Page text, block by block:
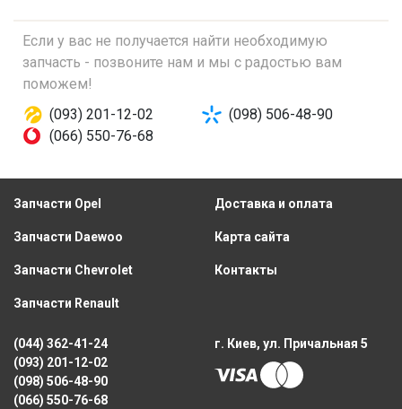
Если у вас не получается найти необходимую
запчасть - позвоните нам и мы с радостью вам
поможем!
(093) 201-12-02
(098) 506-48-90
(066) 550-76-68
Запчасти Opel
Запчасти Daewoo
Запчасти Chevrolet
Запчасти Renault
Доставка и оплата
Карта сайта
Контакты
(044) 362-41-24
(093) 201-12-02
(098) 506-48-90
(066) 550-76-68
г. Киев, ул. Причальная 5